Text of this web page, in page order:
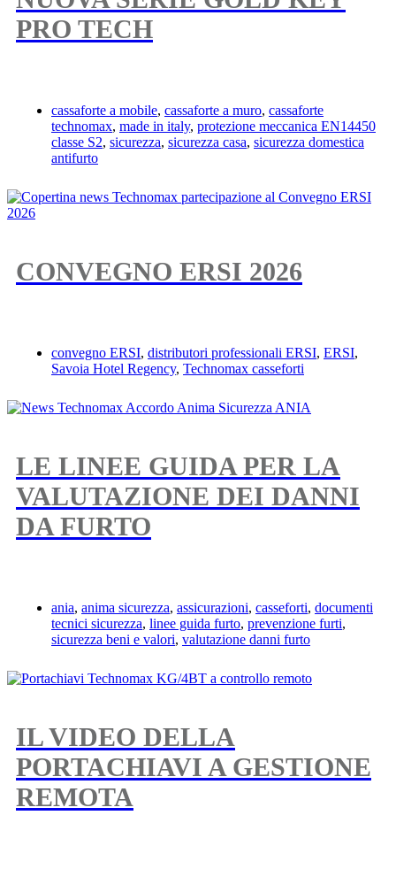
PRO TECH
cassaforte a mobile, cassaforte a muro, cassaforte
technomax, made in italy, protezione meccanica EN14450
classe S2, sicurezza, sicurezza casa, sicurezza domestica
antifurto
CONVEGNO ERSI 2026
convegno ERSI, distributori professionali ERSI, ERSI,
Savoia Hotel Regency, Technomax casseforti
LE LINEE GUIDA PER LA
VALUTAZIONE DEI DANNI
DA FURTO
ania, anima sicurezza, assicurazioni, casseforti, documenti
tecnici sicurezza, linee guida furto, prevenzione furti,
sicurezza beni e valori, valutazione danni furto
IL VIDEO DELLA
PORTACHIAVI A GESTIONE
REMOTA